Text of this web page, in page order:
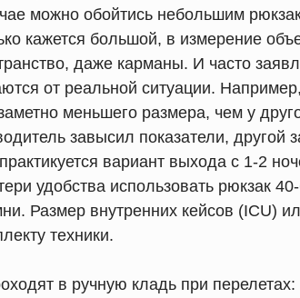
можно обойтись небольшим
кажется большой, в измерение
даже карманы. И часто
от реальной ситуации.
меньшего размера, чем у
завысил показатели, другой
вариант выхода с 1-2
удобства использовать рюкзак
Размер внутренних кейсов (ICU)
техники.
в ручную кладь при перелетах: